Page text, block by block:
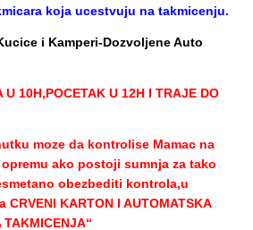
koja ucestvuju na takmicenju.
i Kamperi-Dozvoljene Auto
U 10H,POCETAK U 12H I TRAJE DO
moze da kontrolise Mamac na
ako postoji sumnja za tako
obezbediti kontrola,u
KARTON I AUTOMATSKA